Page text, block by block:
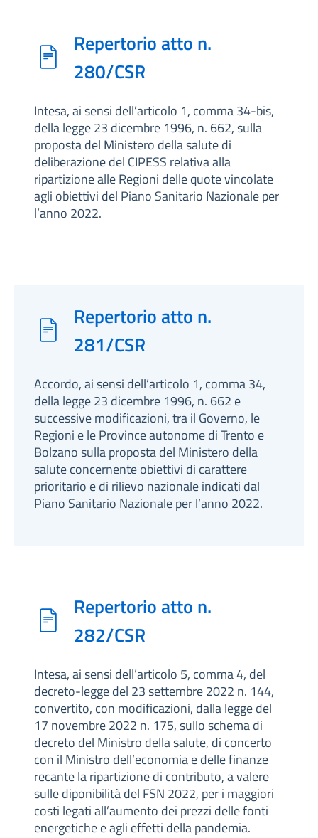
Repertorio atto n.
280/CSR
Intesa, ai sensi dell’articolo 1, comma 34-bis,
della legge 23 dicembre 1996, n. 662, sulla
proposta del Ministero della salute di
deliberazione del CIPESS relativa alla
ripartizione alle Regioni delle quote vincolate
agli obiettivi del Piano Sanitario Nazionale per
l’anno 2022.
Repertorio atto n.
281/CSR
Accordo, ai sensi dell’articolo 1, comma 34,
della legge 23 dicembre 1996, n. 662 e
successive modificazioni, tra il Governo, le
Regioni e le Province autonome di Trento e
Bolzano sulla proposta del Ministero della
salute concernente obiettivi di carattere
prioritario e di rilievo nazionale indicati dal
Piano Sanitario Nazionale per l’anno 2022.
Repertorio atto n.
282/CSR
Intesa, ai sensi dell’articolo 5, comma 4, del
decreto-legge del 23 settembre 2022 n. 144,
convertito, con modificazioni, dalla legge del
17 novembre 2022 n. 175, sullo schema di
decreto del Ministro della salute, di concerto
con il Ministro dell’economia e delle finanze
recante la ripartizione di contributo, a valere
sulle diponibilità del FSN 2022, per i maggiori
costi legati all’aumento dei prezzi delle fonti
energetiche e agli effetti della pandemia.